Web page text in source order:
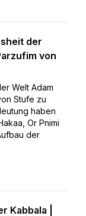
der
von
Welt Adam
Stufe zu
haben
Or Pnimi
der
Kabbala |